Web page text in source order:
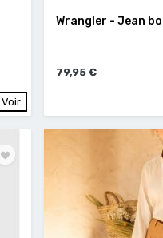
Voir
Wrangler - Jean
79,95 €